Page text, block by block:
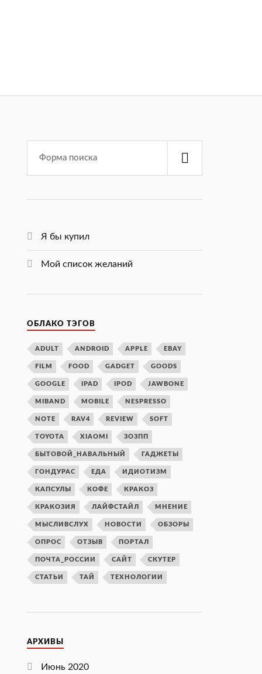
Я бы купил
Мой список желаний
ОБЛАКО ТЭГОВ
ADULT ANDROID APPLE EBAY
FILM FOOD GADGET GOODS
GOOGLE IPAD IPOD JAWBONE
MIBAND MOBILE NESPRESSO
NOTE RAV4 REVIEW SOFT
TOYOTA XIAOMI ЗОЗПП
БЫТОВОЙ_НАВАЛЬНЫЙ ГАДЖЕТЫ
ГОНДУРАС ЕДА ИДИОТИЗМ
КАПСУЛЫ КОФЕ КРАКОЗ
КРАКОЗИЯ ЛАЙФСТАЙЛ МНЕНИЕ
МЫСЛИВСЛУХ НОВОСТИ ОБЗОРЫ
ОПРОС ОТЗЫВ ПОРТАЛ
ПОЧТА_РОССИИ САЙТ СКУТЕР
СТАТЬИ ТАЙ ТЕХНОЛОГИИ
АРХИВЫ
Июнь 2020